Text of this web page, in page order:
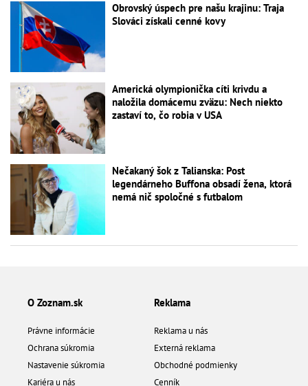
Obrovský úspech pre našu krajinu: Traja
Slováci získali cenné kovy
Americká olympionička cíti krivdu a
naložila domácemu zväzu: Nech niekto
zastaví to, čo robia v USA
Nečakaný šok z Talianska: Post
legendárneho Buffona obsadí žena, ktorá
nemá nič spoločné s futbalom
O Zoznam.sk
Právne informácie
Ochrana súkromia
Nastavenie súkromia
Kariéra u nás
Reklama
Reklama u nás
Externá reklama
Obchodné podmienky
Cenník